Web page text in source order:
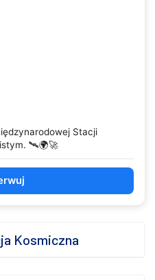
Stacji
🛰️🌍🚀
Kosmiczna